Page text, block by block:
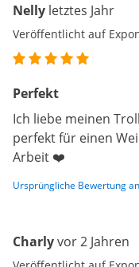
Nelly letztes Jahr
Veröffentlicht auf
Perfekt
Ich liebe meinen
perfekt für einen
Arbeit ❤️
Ursprüngliche Bewertung
Charlyvor 2 Jahren